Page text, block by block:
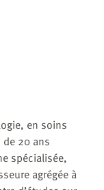
en soins
20 ans
spécialisée,
agrégée à